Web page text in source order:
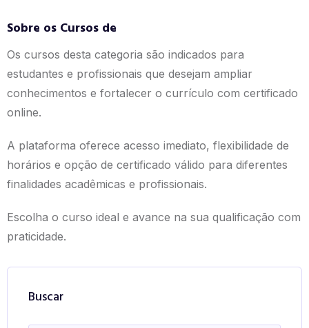
Buscar
Sobre os Cursos de
Os cursos desta categoria são indicados para
estudantes e profissionais que desejam ampliar
conhecimentos e fortalecer o currículo com certificado
online.
A plataforma oferece acesso imediato, flexibilidade de
horários e opção de certificado válido para diferentes
finalidades acadêmicas e profissionais.
Escolha o curso ideal e avance na sua qualificação com
praticidade.